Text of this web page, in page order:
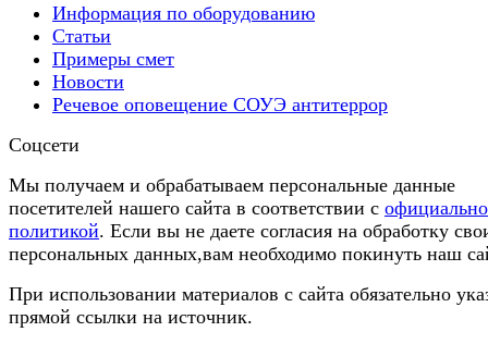
Информация по оборудованию
Статьи
Примеры смет
Новости
Речевое оповещение СОУЭ антитеррор
Соцсети
Мы получаем и обрабатываем персональные данные
посетителей нашего сайта в соответствии с
политикой. Если вы не даете согласия на обработку
персональных данных,вам необходимо покинуть наш
При использовании материалов с сайта обязательно
прямой ссылки на источник.